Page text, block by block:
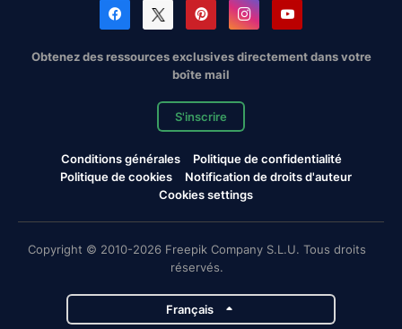
Obtenez des ressources exclusives directement dans votre
boîte mail
S'inscrire
Conditions générales
Politique de confidentialité
Politique de cookies
Notification de droits d'auteur
Cookies settings
Copyright © 2010-2026 Freepik Company S.L.U. Tous droits
réservés.
Français